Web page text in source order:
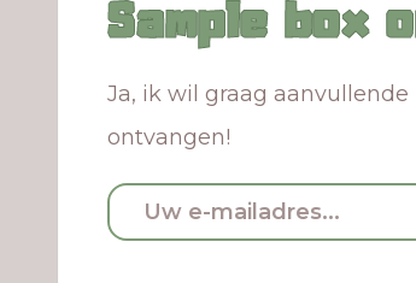
Sample box
Ja, ik wil graag
ontvangen!